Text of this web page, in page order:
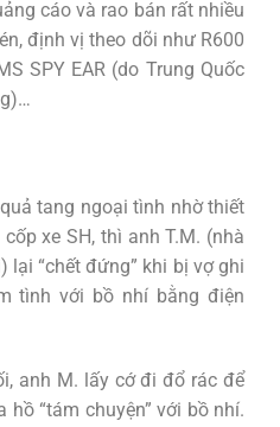
cáo và rao bán rất nhiều
định vị theo dõi như R600
SPY EAR (do Trung Quốc
tang ngoại tình nhờ thiết
xe SH, thì anh T.M. (nhà
lại “chết đứng” khi bị vợ ghi
tình với bồ nhí bằng điện
anh M. lấy cớ đi đổ rác để
hồ “tám chuyện” với bồ nhí.